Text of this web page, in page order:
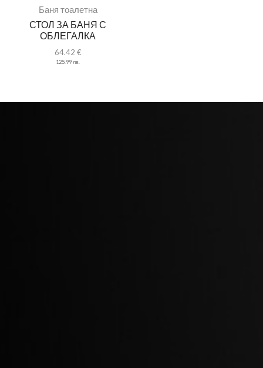
Баня тоалетна
СТОЛ ЗА БАНЯ С
ОБЛЕГАЛКА
64.42 €
125.99 лв.